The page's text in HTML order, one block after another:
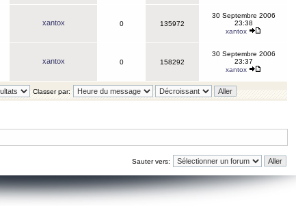
xantox 0 135972
30 Septembre 2006
23:38
xantox
xantox 0 158292
30 Septembre 2006
23:37
xantox
Classer par:
Sauter vers: